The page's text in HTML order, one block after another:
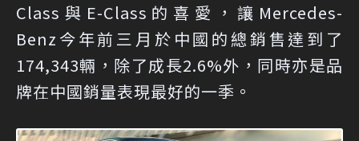
Class與E-Class的喜愛，讓Mercedes-
Benz今年前三月於中國的總銷售達到了
174,343輛，除了成長2.6%外，同時亦是品
牌在中國銷量表現最好的一季。